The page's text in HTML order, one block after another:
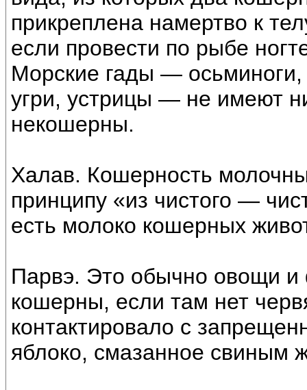
прикреплена намертво к
если провести по рыбе
Морские гады —
угри, устрицы — не имеют
некошерны.
Халав. Кошерность
принципу «из чистого —
есть молоко кошерных
Парвэ. Это обычно овощи и
кошерны, если там нет
контактировало с
яблоко, смазанное свиным